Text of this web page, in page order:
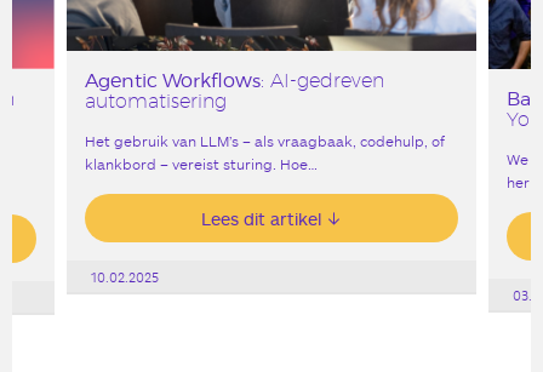
Agentic Workflows: AI-gedreven
automatisering
Het gebruik van LLM’s – als vraagbaak, codehulp, of
klankbord – vereist sturing. Hoe…
Lees dit artikel
10.02.2025
We